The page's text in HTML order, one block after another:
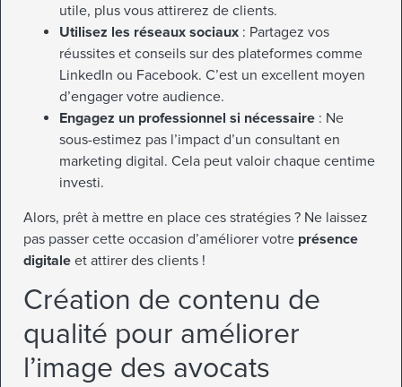
utile, plus vous attirerez de clients.
Utilisez les réseaux sociaux : Partagez vos
réussites et conseils sur des plateformes comme
LinkedIn ou Facebook. C’est un excellent moyen
d’engager votre audience.
Engagez un professionnel si nécessaire : Ne
sous-estimez pas l’impact d’un consultant en
marketing digital. Cela peut valoir chaque centime
investi.
Alors, prêt à mettre en place ces stratégies ? Ne laissez
pas passer cette occasion d’améliorer votre présence
digitale et attirer des clients !
Création de contenu de
qualité pour améliorer
l’image des avocats